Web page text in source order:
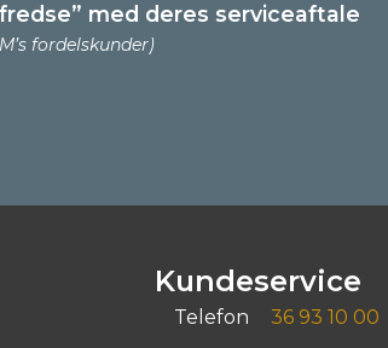
med deres serviceaftale
fordelskunder)
Kundeservice
Telefon
36 93 10 00